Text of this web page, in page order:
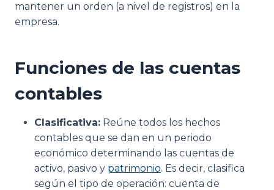
mantener un orden (a nivel de registros) en la
empresa.
Funciones de las cuentas
contables
Clasificativa: Reúne todos los hechos
contables que se dan en un periodo
económico determinando las cuentas de
activo, pasivo y patrimonio. Es decir, clasifica
según el tipo de operación: cuenta de